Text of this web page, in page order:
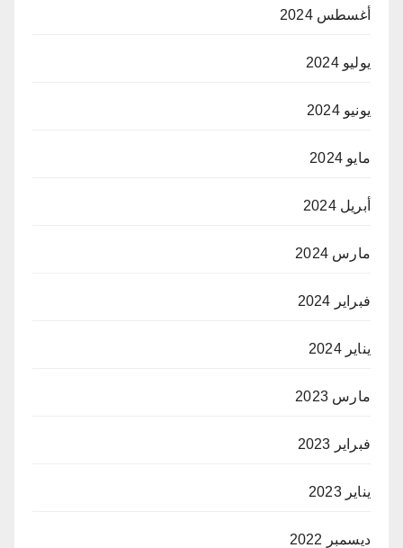
أغسطس 2024
يوليو 2024
يونيو 2024
مايو 2024
أبريل 2024
مارس 2024
فبراير 2024
يناير 2024
مارس 2023
فبراير 2023
يناير 2023
ديسمبر 2022